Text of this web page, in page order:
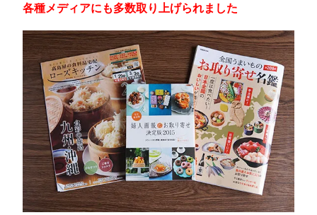
各種メディアにも多数取り上げられました